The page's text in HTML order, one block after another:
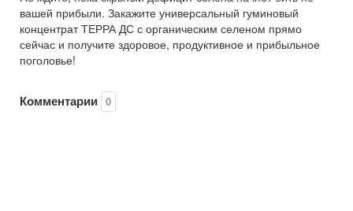
вашей прибыли. Закажите универсальный гуминовый
концентрат ТЕРРА ДС с органическим селеном прямо
сейчас и получите здоровое, продуктивное и прибыльное
поголовье!
Комментарии 0